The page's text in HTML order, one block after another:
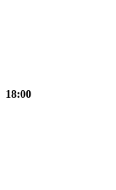
18:00